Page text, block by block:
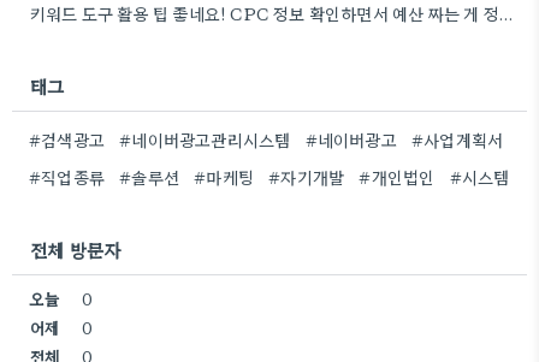
키워드 도구 활용 팁 좋네요! CPC 정보 확인하면서 예산 짜는 게 정말 중요할 것 같아요.
태그
#검색광고 #네이버광고관리시스템 #네이버광고
#사업계획서
#직업종류
#솔루션 #마케팅 #자기개발 #개인법인 #시스템
전체 방문자
오늘
0
어제
0
전체
0